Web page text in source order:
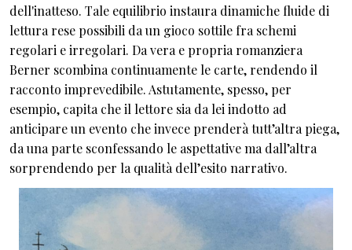
dell'inatteso. Tale equilibrio instaura dinamiche fluide di
lettura rese possibili da un gioco sottile fra schemi
regolari e irregolari. Da vera e propria romanziera
Berner scombina continuamente le carte, rendendo il
racconto imprevedibile. Astutamente, spesso, per
esempio, capita che il lettore sia da lei indotto ad
anticipare un evento che invece prenderà tutt’altra piega,
da una parte sconfessando le aspettative ma dall’altra
sorprendendo per la qualità dell’esito narrativo.